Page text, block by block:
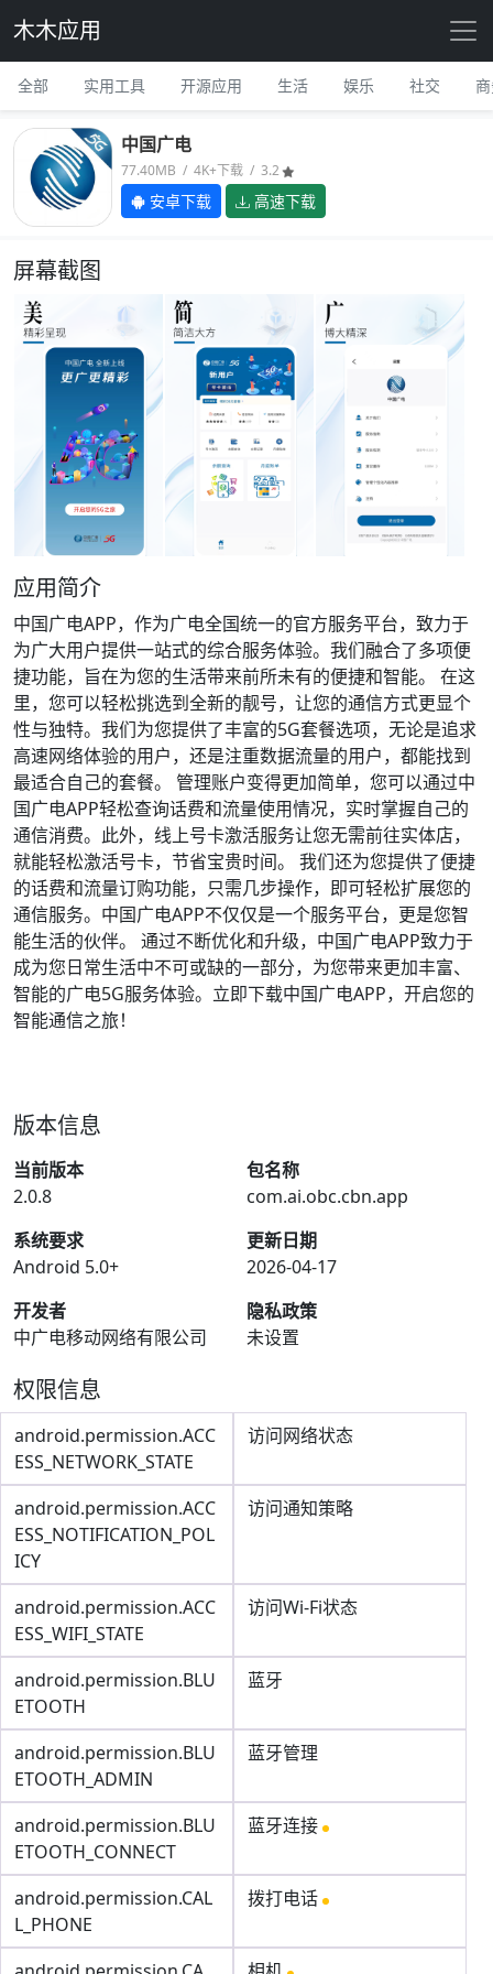
木木应用
全部 实用工具 开源应用 生活 娱乐 社交
中国广电
77.40MB / 4K+下载 / 3.2
安卓下载 高速下载
屏幕截图
应用简介
中国广电APP，作为广电全国统一的官方服务平台，致力于
为广大用户提供一站式的综合服务体验。我们融合了多项便
捷功能，旨在为您的生活带来前所未有的便捷和智能。 在这
里，您可以轻松挑选到全新的靓号，让您的通信方式更显个
性与独特。我们为您提供了丰富的5G套餐选项，无论是追求
高速网络体验的用户，还是注重数据流量的用户，都能找到
最适合自己的套餐。 管理账户变得更加简单，您可以通过中
国广电APP轻松查询话费和流量使用情况，实时掌握自己的
通信消费。此外，线上号卡激活服务让您无需前往实体店，
就能轻松激活号卡，节省宝贵时间。 我们还为您提供了便捷
的话费和流量订购功能，只需几步操作，即可轻松扩展您的
通信服务。中国广电APP不仅仅是一个服务平台，更是您智
能生活的伙伴。 通过不断优化和升级，中国广电APP致力于
成为您日常生活中不可或缺的一部分，为您带来更加丰富、
智能的广电5G服务体验。立即下载中国广电APP，开启您的
智能通信之旅！
版本信息
当前版本
2.0.8
包名称
com.ai.obc.cbn.app
系统要求
Android 5.0+
更新日期
2026-04-17
开发者
中广电移动网络有限公司
隐私政策
未设置
权限信息
android.permission.ACC
ESS_NETWORK_STATE
访问网络状态
android.permission.ACC
ESS_NOTIFICATION_POL
ICY
访问通知策略
android.permission.ACC
ESS_WIFI_STATE
访问Wi-Fi状态
android.permission.BLU
ETOOTH
蓝牙
android.permission.BLU
ETOOTH_ADMIN
蓝牙管理
android.permission.BLU
ETOOTH_CONNECT
蓝牙连接
android.permission.CAL
L_PHONE
拨打电话